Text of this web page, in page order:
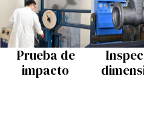
Prueba de
impacto